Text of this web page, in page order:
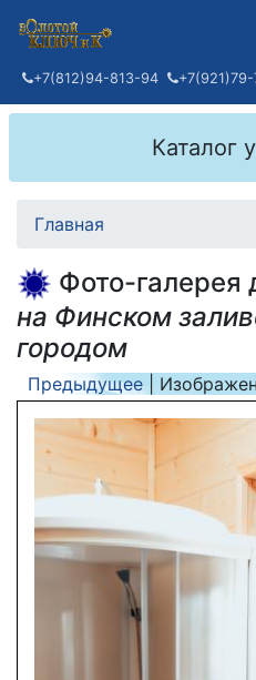
+7(812)94-813-94 +7(921)79-
Каталог
Главная
Фото-галерея
на Финском
городом
Предыдущее|